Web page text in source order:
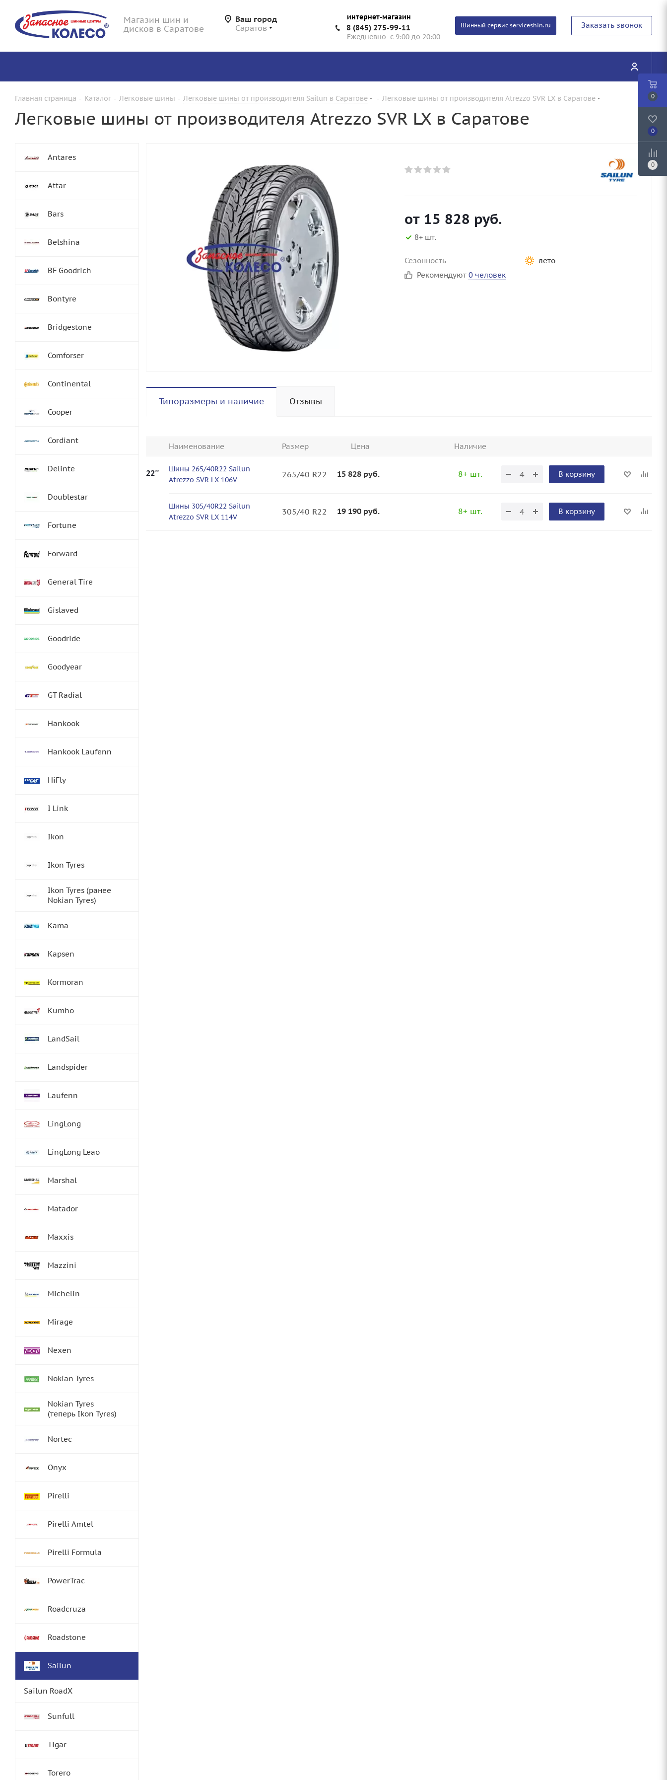
Магазин шин и
дисков в Саратове
Ваш город
Саратов
интернет-магазин
8 (845) 275-99-11
Ежедневно с 9:00 до 20:00
Шинный сервис serviceshin.ru Заказать звонок
Главная страница - Каталог - Легковые шины - Легковые шины от производителя Sailun в Саратове - Легковые шины от производителя Atrezzo SVR LX в Саратове
Легковые шины от производителя Atrezzo SVR LX в Саратове
от 15 828 руб.
8+ шт.
Сезонность
лето
Рекомендуют 0 человек
Типоразмеры и наличие Отзывы
Наименование Размер Цена Наличие
22''
Шины 265/40R22 Sailun
Atrezzo SVR LX 106V
265/40 R22 15 828 руб. 8+ шт. В корзину
Шины 305/40R22 Sailun
Atrezzo SVR LX 114V
305/40 R22 19 190 руб. 8+ шт. В корзину
Antares
Attar
Bars
Belshina
BF Goodrich
Bontyre
Bridgestone
Comforser
Continental
Cooper
Cordiant
Delinte
Doublestar
Fortune
Forward
General Tire
Gislaved
Goodride
Goodyear
GT Radial
Hankook
Hankook Laufenn
HiFly
I Link
Ikon
Ikon Tyres
Ikon Tyres (ранее
Nokian Tyres)
Kama
Kapsen
Kormoran
Kumho
LandSail
Landspider
Laufenn
LingLong
LingLong Leao
Marshal
Matador
Maxxis
Mazzini
Michelin
Mirage
Nexen
Nokian Tyres
Nokian Tyres
(теперь Ikon Tyres)
Nortec
Onyx
Pirelli
Pirelli Amtel
Pirelli Formula
PowerTrac
Roadcruza
Roadstone
Sailun
Sailun RoadX
Sunfull
Tigar
Torero
0
0
0